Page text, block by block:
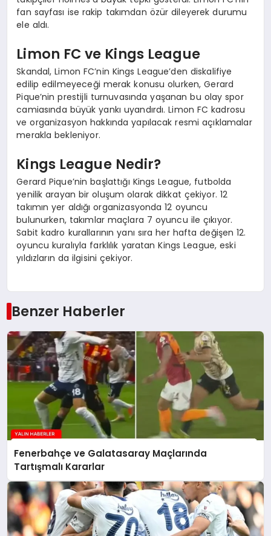
fan sayfası ise rakip takımdan özür dileyerek durumu
ele aldı.
Limon FC ve Kings League
Skandal, Limon FC’nin Kings League’den diskalifiye
edilip edilmeyeceği merak konusu olurken, Gerard
Pique’nin prestijli turnuvasında yaşanan bu olay spor
camiasında büyük yankı uyandırdı. Limon FC kadrosu
ve organizasyon hakkında yapılacak resmi açıklamalar
merakla bekleniyor.
Kings League Nedir?
Gerard Pique’nin başlattığı Kings League, futbolda
yenilik arayan bir oluşum olarak dikkat çekiyor. 12
takımın yer aldığı organizasyonda 12 oyuncu
bulunurken, takımlar maçlara 7 oyuncu ile çıkıyor.
Sabit kadro kurallarının yanı sıra her hafta değişen 12.
oyuncu kuralıyla farklılık yaratan Kings League, eski
yıldızların da ilgisini çekiyor.
Benzer Haberler
Fenerbahçe ve Galatasaray Maçlarında
Tartışmalı Kararlar